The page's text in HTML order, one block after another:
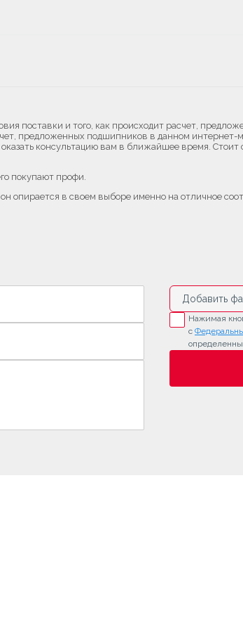
поставки и того, как происходит расчет,
предложенных подшипников в данном
консультацию вам в ближайшее время.
покупают профи.
опирается в своем выборе именно на отличное
Добавить
Нажимая
с